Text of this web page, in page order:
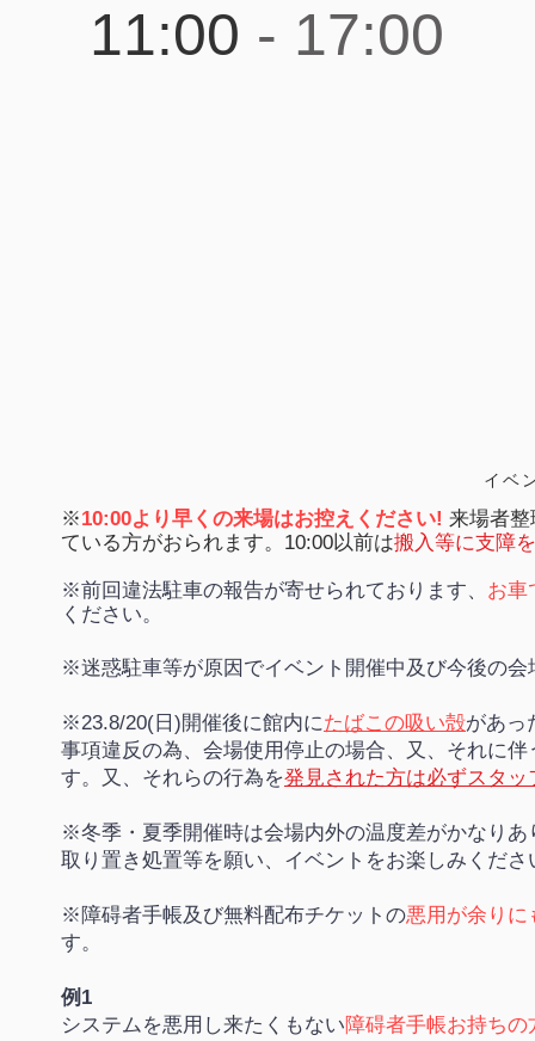
11:00 - 17:00
イベ
※10:00より早くの来場はお控えください! 来場者
ている方がおられます。10:00以前は搬入等に支障
※前回違法駐車の報告が寄せられております、 お車
ください。
※迷惑駐車等が原因でイベント開催中及び今後の
※23.8/20(日)開催後に館内にたばこの吸い殻があっ
事項違反の為、会場使用停止の場合、又、それに
す。又、それらの行為を発見された方は必ずスタッ
※冬季・夏季開催時は会場内外の温度差がかなり
取り置き処置等を願い、イベントをお楽しみくださ
※障碍者手帳及び無料配布チケットの悪用が余りに
す。
例1
システムを悪用し来たくもない障碍者手帳お持ち